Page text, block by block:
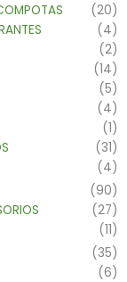
(20)
(4)
(2)
(14)
(5)
(4)
(1)
(31)
(4)
(90)
(27)
(11)
(35)
(6)